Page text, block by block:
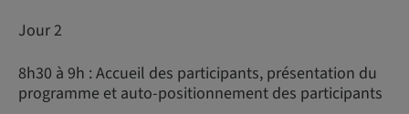
Jour 2
8h30 à 9h : Accueil des participants, présentation du
programme et auto-positionnement des participants